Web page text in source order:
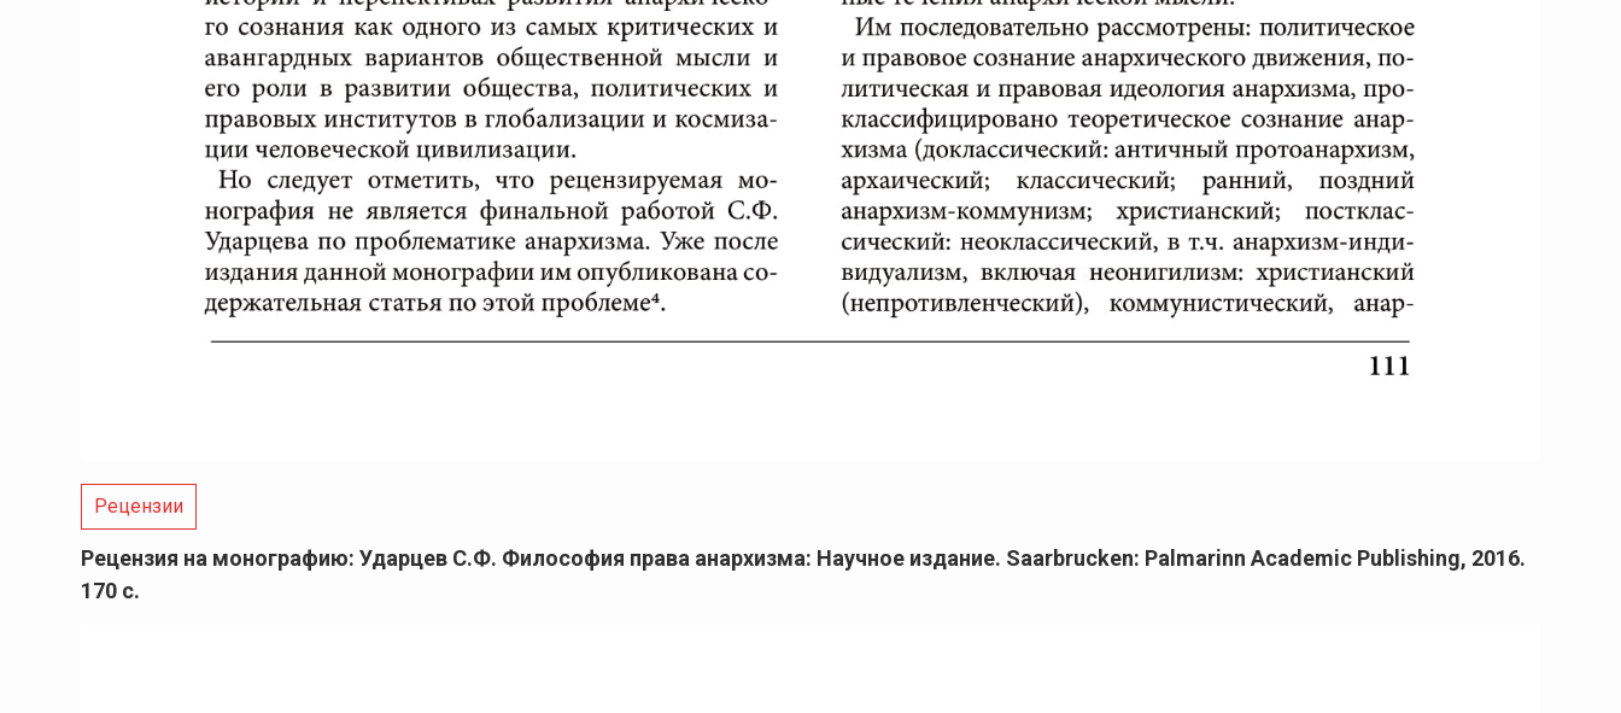
Рецензии
Рецензия на монографию: Ударцев С.Ф. Философия права анархизма: Научное издание. Saarbrucken: Palmarinn Academic Publishing, 2016.
170 с.